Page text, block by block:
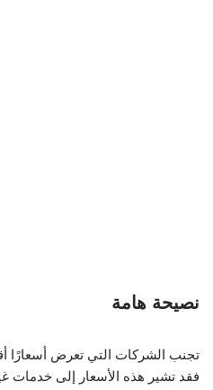
نصيحة هامة
تجنب الشركات التي تعرض أسعارًا
فقد تشير هذه الأسعار إلى خدمات